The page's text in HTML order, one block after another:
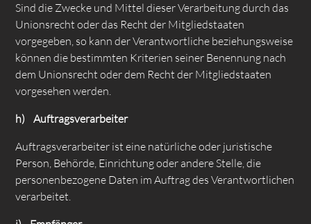
Sind die Zwecke und Mittel dieser Verarbeitung durch das
Unionsrecht oder das Recht der Mitgliedstaaten
vorgegeben, so kann der Verantwortliche beziehungsweise
können die bestimmten Kriterien seiner Benennung nach
dem Unionsrecht oder dem Recht der Mitgliedstaaten
vorgesehen werden.
h) Auftragsverarbeiter
Auftragsverarbeiter ist eine natürliche oder juristische
Person, Behörde, Einrichtung oder andere Stelle, die
personenbezogene Daten im Auftrag des Verantwortlichen
verarbeitet.